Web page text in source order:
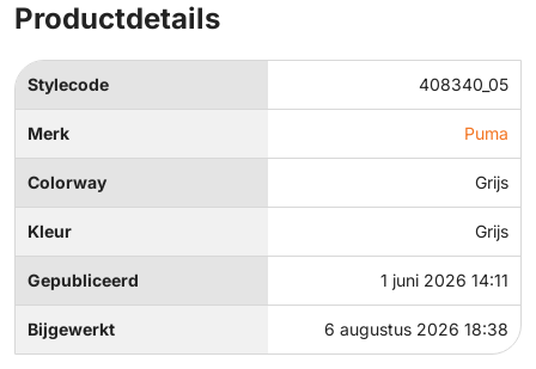
Productdetails
Stylecode 408340_05
Merk Puma
Colorway Grijs
Kleur Grijs
Gepubliceerd 1 juni 2026 14:11
Bijgewerkt 6 augustus 2026 18:38